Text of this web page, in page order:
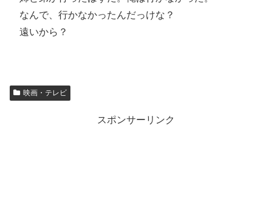
なんで、行かなかったんだっけな？
遠いから？
映画・テレビ
スポンサーリンク